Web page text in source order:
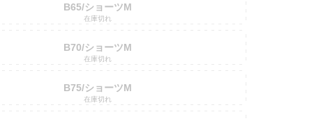
B65/ショーツM
在庫切れ
B70/ショーツM
在庫切れ
B75/ショーツM
在庫切れ